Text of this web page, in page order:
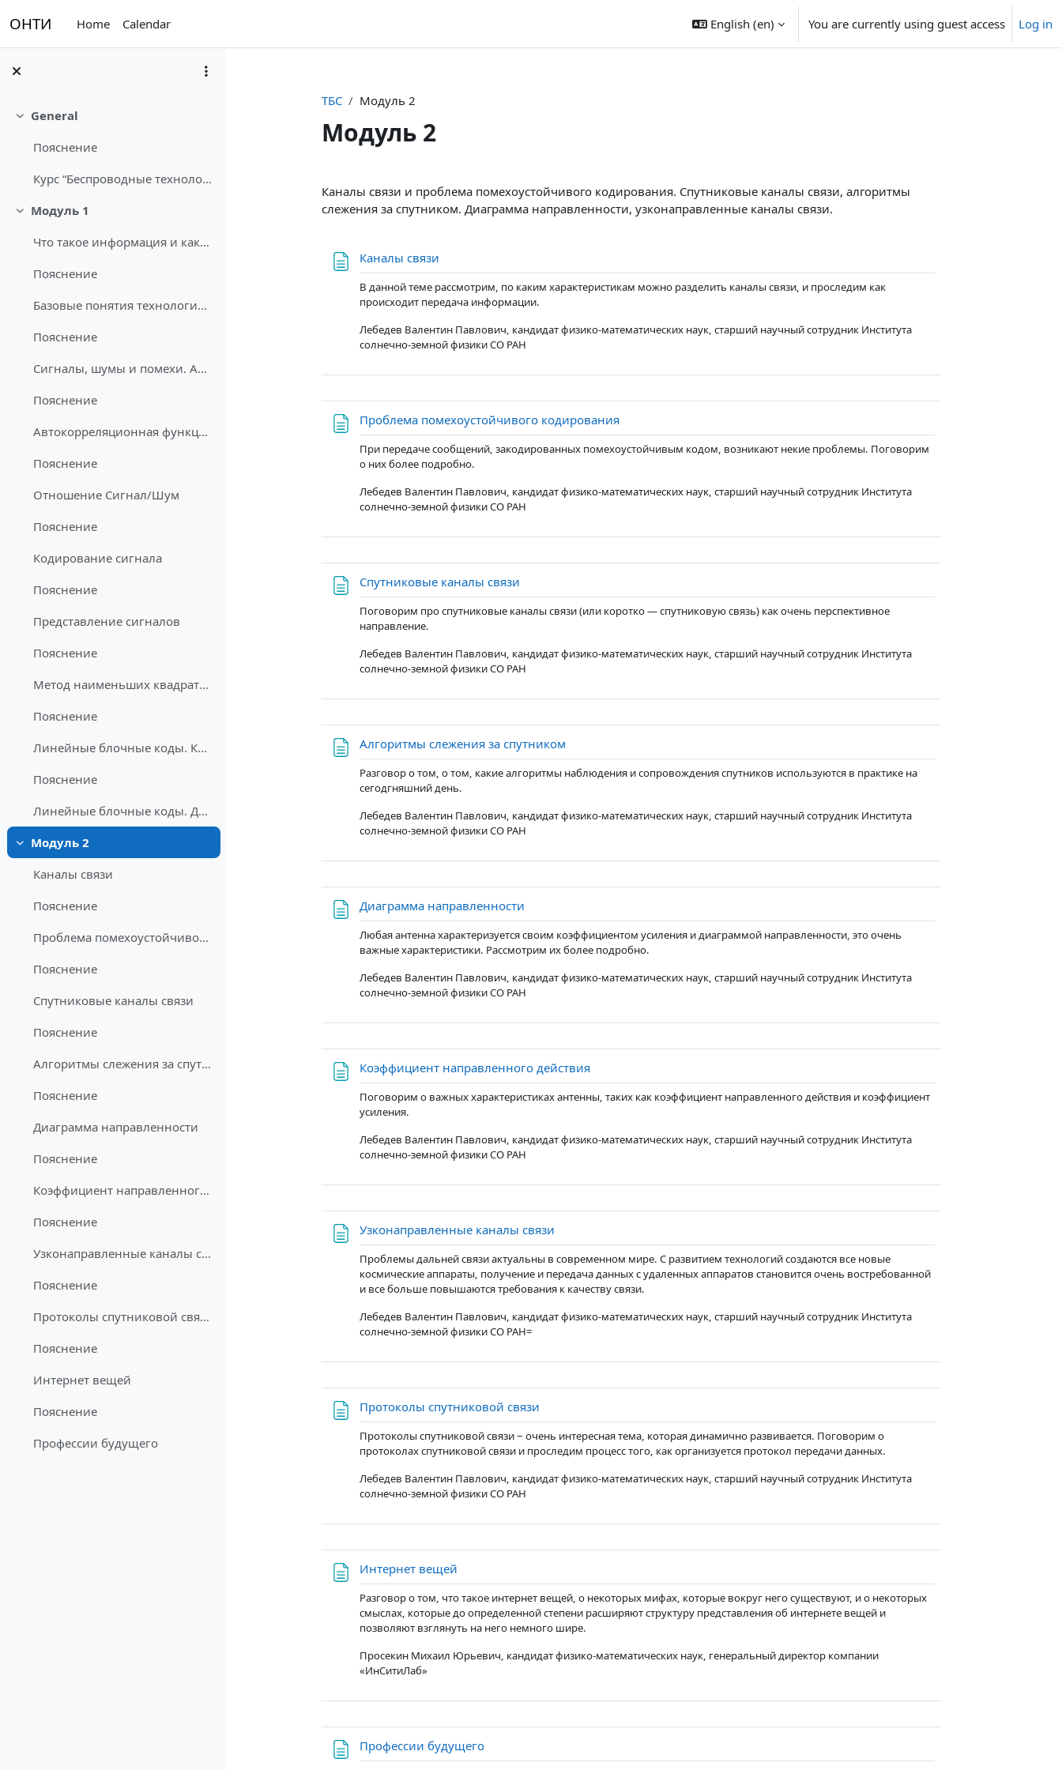
ОНТИ Home Calendar English ‎(en)‎ You are currently using guest access Log in
Collapse
General
Пояснение
Курс “Беспроводные технологии связи” возник как до...
Collapse
Модуль 1
Что такое информация и какое значение имеет информация?
Пояснение
Базовые понятия технологий беспроводной связи
Пояснение
Сигналы, шумы и помехи. Автокорреляционная функция
Пояснение
Автокорреляционная функция. Спектральный подход
Пояснение
Отношение Сигнал/Шум
Пояснение
Кодирование сигнала
Пояснение
Представление сигналов
Пояснение
Метод наименьших квадратов
Пояснение
Линейные блочные коды. Кодирование
Пояснение
Линейные блочные коды. Декодирование
Collapse
Модуль 2
Каналы связи
Пояснение
Проблема помехоустойчивого кодирования
Пояснение
Спутниковые каналы связи
Пояснение
Алгоритмы слежения за спутником
Пояснение
Диаграмма направленности
Пояснение
Коэффициент направленного действия
Пояснение
Узконаправленные каналы связи
Пояснение
Протоколы спутниковой связи
Пояснение
Интернет вещей
Пояснение
Профессии будущего
ТБС Модуль 2
Модуль 2
Section outline
Каналы связи и проблема помехоустойчивого кодирования. Спутниковые каналы связи, алгоритмы
слежения за спутником. Диаграмма направленности, узконаправленные каналы связи.
Каналы связиPage
В данной теме рассмотрим, по каким характеристикам можно разделить каналы связи, и проследим как
происходит передача информации.
Лебедев Валентин Павлович, кандидат физико-математических наук, старший научный сотрудник Института
солнечно-земной физики СО РАН
Проблема помехоустойчивого кодированияPage
При передаче сообщений, закодированных помехоустойчивым кодом, возникают некие проблемы. Поговорим
о них более подробно.
Лебедев Валентин Павлович, кандидат физико-математических наук, старший научный сотрудник Института
солнечно-земной физики СО РАН
Спутниковые каналы связиPage
Поговорим про спутниковые каналы связи (или коротко — спутниковую связь) как очень перспективное
направление.
Лебедев Валентин Павлович, кандидат физико-математических наук, старший научный сотрудник Института
солнечно-земной физики СО РАН
Алгоритмы слежения за спутникомPage
Разговор о том, о том, какие алгоритмы наблюдения и сопровождения спутников используются в практике на
сегодгняшний день.
Лебедев Валентин Павлович, кандидат физико-математических наук, старший научный сотрудник Института
солнечно-земной физики СО РАН
Диаграмма направленностиPage
Любая антенна характеризуется своим коэффициентом усиления и диаграммой направленности, это очень
важные характеристики. Рассмотрим их более подробно.
Лебедев Валентин Павлович, кандидат физико-математических наук, старший научный сотрудник Института
солнечно-земной физики СО РАН
Коэффициент направленного действияPage
Поговорим о важных характеристиках антенны, таких как коэффициент направленного действия и коэффициент
усиления.
Лебедев Валентин Павлович, кандидат физико-математических наук, старший научный сотрудник Института
солнечно-земной физики СО РАН
Узконаправленные каналы связиPage
Проблемы дальней связи актуальны в современном мире. С развитием технологий создаются все новые
космические аппараты, получение и передача данных с удаленных аппаратов становится очень востребованной
и все больше повышаются требования к качеству связи.
Лебедев Валентин Павлович, кандидат физико-математических наук, старший научный сотрудник Института
солнечно-земной физики СО РАН=
Протоколы спутниковой связиPage
Протоколы спутниковой связи ‒ очень интересная тема, которая динамично развивается. Поговорим о
протоколах спутниковой связи и проследим процесс того, как организуется протокол передачи данных.
Лебедев Валентин Павлович, кандидат физико-математических наук, старший научный сотрудник Института
солнечно-земной физики СО РАН
Интернет вещейPage
Разговор о том, что такое интернет вещей, о некоторых мифах, которые вокруг него существуют, и о некоторых
смыслах, которые до определенной степени расширяют структуру представления об интернете вещей и
позволяют взглянуть на него немного шире.
Просекин Михаил Юрьевич, кандидат физико-математических наук, генеральный директор компании
«ИнСитиЛаб»
Профессии будущегоPage